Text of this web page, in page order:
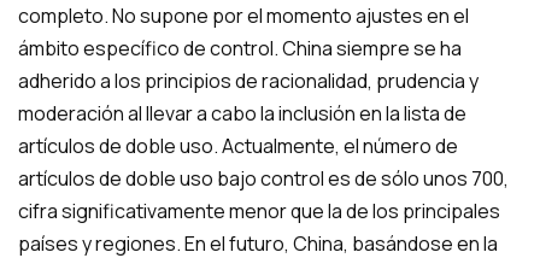
completo. No supone por el momento ajustes en el
ámbito específico de control. China siempre se ha
adherido a los principios de racionalidad, prudencia y
moderación al llevar a cabo la inclusión en la lista de
artículos de doble uso. Actualmente, el número de
artículos de doble uso bajo control es de sólo unos 700,
cifra significativamente menor que la de los principales
países y regiones. En el futuro, China, basándose en la